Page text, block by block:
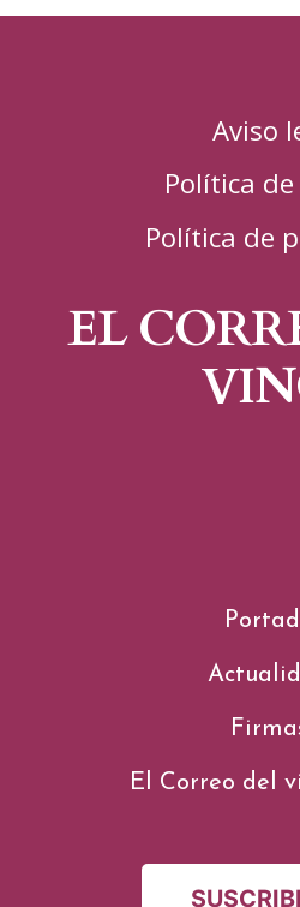
Aviso
Política
Política de
EL
El Correo del